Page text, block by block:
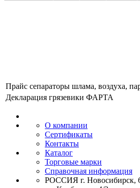
Прайс сепараторы шлама, воздуха,
Декларация грязевики ФАРТА
О компании
Сертификаты
Контакты
Каталог
Торговые марки
Справочная информация
РОССИЯ г. Новосибирск,